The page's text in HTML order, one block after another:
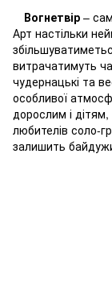
Вогнетвір –
Арт настільки
витрачатимуть
чудернацькі та
особливої
дорослим і
любителів соло-
залишить